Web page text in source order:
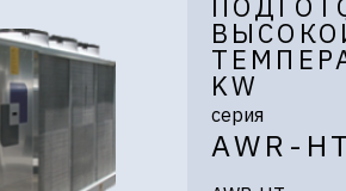
KW
серия
AWR-